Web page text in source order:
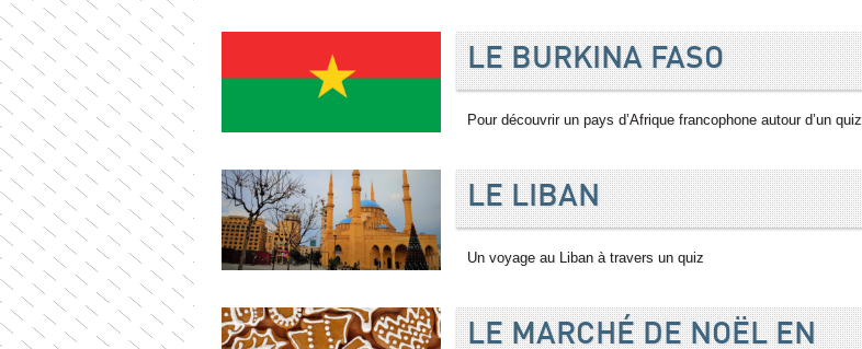
LE BURKINA FASO
Pour découvrir un pays d’Afrique francophone autour d’un quiz
LE LIBAN
Un voyage au Liban à travers un quiz
LE MARCHÉ DE NOËL EN